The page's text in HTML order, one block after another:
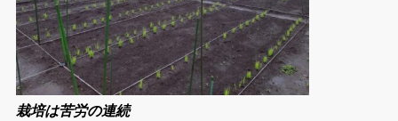
栽培は苦労の連続